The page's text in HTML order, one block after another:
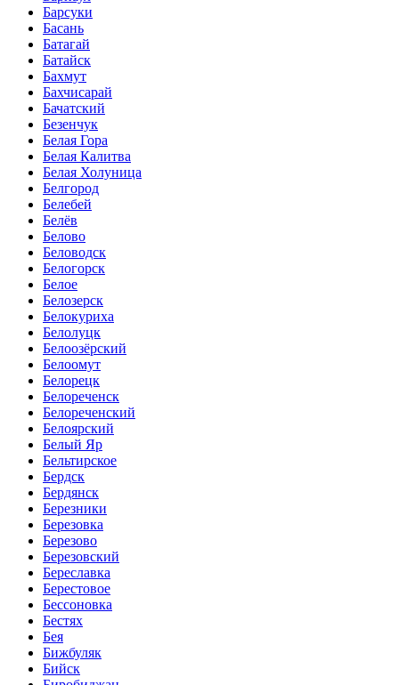
Барсуки
Басань
Батагай
Батайск
Бахмут
Бахчисарай
Бачатский
Безенчук
Белая Гора
Белая Калитва
Белая Холуница
Белгород
Белебей
Белёв
Белово
Беловодск
Белогорск
Белое
Белозерск
Белокуриха
Белолуцк
Белоозёрский
Белоомут
Белорецк
Белореченск
Белореченский
Белоярский
Белый Яр
Бельтирское
Бердск
Бердянск
Березники
Березовка
Березово
Березовский
Береславка
Берестовое
Бессоновка
Бестях
Бея
Бижбуляк
Бийск